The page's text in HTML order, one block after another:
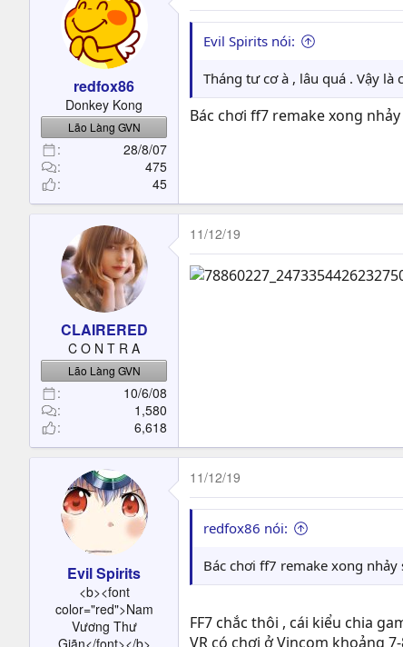
redfox86
Donkey Kong
Lão Làng GVN
28/8/07
475
45
Evil Spirits nói:
Tháng tư cơ à , lâu quá . Vậy
Bác chơi ff7 remake xong
CLAIRERED
C O N T R A
Lão Làng GVN
10/6/08
1,580
6,618
11/12/19
Evil Spirits
<b><font
color="red">Nam
Vương Thư
Giãn</font></b>
11/12/19
redfox86 nói:
Bác chơi ff7 remake xong nhảy
FF7 chắc thôi , cái kiểu chia
VR có chơi ở Vincom khoảng